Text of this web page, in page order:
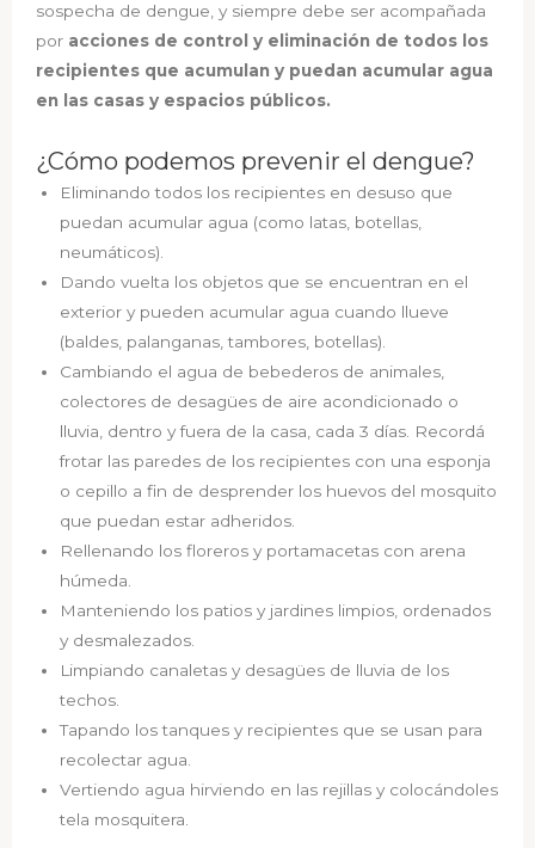
sospecha de dengue, y siempre debe ser acompañada
por acciones de control y eliminación de todos los
recipientes que acumulan y puedan acumular agua
en las casas y espacios públicos.
¿Cómo podemos prevenir el dengue?
Eliminando todos los recipientes en desuso que
puedan acumular agua (como latas, botellas,
neumáticos).
Dando vuelta los objetos que se encuentran en el
exterior y pueden acumular agua cuando llueve
(baldes, palanganas, tambores, botellas).
Cambiando el agua de bebederos de animales,
colectores de desagües de aire acondicionado o
lluvia, dentro y fuera de la casa, cada 3 días. Recordá
frotar las paredes de los recipientes con una esponja
o cepillo a fin de desprender los huevos del mosquito
que puedan estar adheridos.
Rellenando los floreros y portamacetas con arena
húmeda.
Manteniendo los patios y jardines limpios, ordenados
y desmalezados.
Limpiando canaletas y desagües de lluvia de los
techos.
Tapando los tanques y recipientes que se usan para
recolectar agua.
Vertiendo agua hirviendo en las rejillas y colocándoles
tela mosquitera.